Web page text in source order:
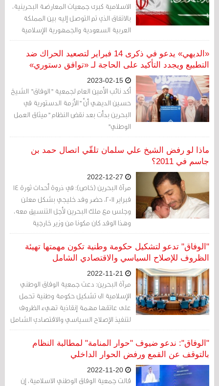
الاسلامية كبرى جمعيات المعارضة البحرينية،
بالاتفاق الذي تم التوصل إليه بين المملكة
العربية السعودية والجمهورية الإسلامية
الإيرانية، الذي يقضي بإعادة العلاقات
الدبلوماسية بين البلدين وإعادة فتح
السفارات والممثليات بينهما خلال مدة
شهرين.
«الديهي» يدعو في ذكرى 14 فبراير لتصعيد الحراك ضد
التطبيع ويجدد التأكيد على الحاجة لـ «توافق دستوري»
أكد نائب الأمين العام لجمعية "الوفاق" الشيخ
حسين الديهي أنَّ "الأزمة الدستورية في
البحرين بدأت بعد نقض النظام "ميثاق العمل
الوطني"
ماذا لو رفض الشيخ علي سلمان تلقّي اتصال حمد بن
جاسم في 2011؟
مرآة البحرين (خاص): في ذروة أحداث ثورة 14
فبراير 2011، حضر وفد خليجي بشكل معلن
وجلس مع ملك البحرين لأجل التنسيق معه،
وهذا الوفد كان مكونا من وزير خارجية
السعودية السابق الراحل سعود الفيصل،
ووزير الخارجية القطري آنذاك حمد بن جاسم.
"الوفاق" تدعو لتشكيل حكومة وطنية تكون مهمتها تهيئة
الظروف للإصلاح السياسي والاقتصادي الشامل
مرآة البحرين: دعت جمعية الوفاق الوطني
الإسلامية الى تشكيل حكومة وطنية تحمل
على عاتقها مهمة إنقاذية تهيء الظروف
لتنفيذ الإصلاح السياسي والاقتصادي الشامل
في البحرين التي تعيش تحت مجموعة كبيرة
من الأزمات غير المسبوقة.
"الوفاق": ندعو ضيوف "حوار المنامة" لمطالبة النظام
بالتوقف عن القمع ورفض الحوار الداخلي
قالت جمعية الوفاق الوطني الاسلامية، إن